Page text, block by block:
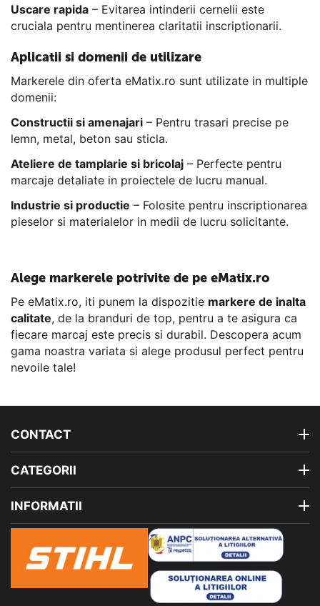
Uscare rapida – Evitarea intinderii cernelii este
cruciala pentru mentinerea claritatii inscriptionarii.
Aplicatii si domenii de utilizare
Markerele din oferta eMatix.ro sunt utilizate in multiple
domenii:
Constructii si amenajari – Pentru trasari precise pe
lemn, metal, beton sau sticla.
Ateliere de tamplarie si bricolaj – Perfecte pentru
marcaje detaliate in proiectele de lucru manual.
Industrie si productie – Folosite pentru inscriptionarea
pieselor si materialelor in medii de lucru solicitante.
Alege markerele potrivite de pe eMatix.ro
Pe eMatix.ro, iti punem la dispozitie markere de inalta
calitate, de la branduri de top, pentru a te asigura ca
fiecare marcaj este precis si durabil. Descopera acum
gama noastra variata si alege produsul perfect pentru
nevoile tale!
CONTACT
CATEGORII
INFORMATII